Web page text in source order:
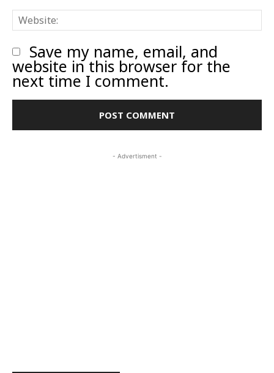
Save my name, email, and
website in this browser for the
next time I comment.
- Advertisment -